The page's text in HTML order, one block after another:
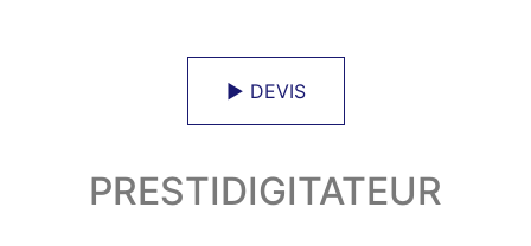
► DEVIS
PRESTIDIGITATEUR